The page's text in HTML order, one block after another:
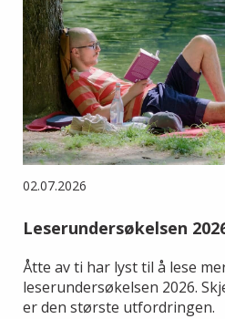
02.07.2026
Leserundersøkelsen
Åtte av ti har lyst til å lese
leserundersøkelsen 2026.
er den største utfordringen.